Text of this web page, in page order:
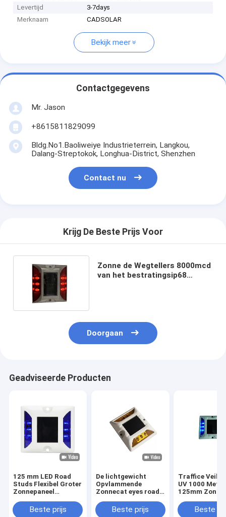
Levertijd
3-7days
Merknaam
CADSOLAR
Bekijk meer
Contactgegevens
Mr. Jason
+8615811829099
Bldg.No1.Baoliweiye Industrieterrein, Langkou,
Dalang-Streptokok, Longhua-District, Shenzhen
Contact nu
Krijg De Beste Prijs Voor
Zonne de Wegtellers 8000mcd
van het bestratingsip68
Doorgaan
Geadviseerde Producten
125 mm LED Road
Studs Flexibel Groter
Zonnepaneel
verkeersveiligheid
Beste prijs
De lichtgewicht
Opvlammende
Zonnecat eyes road
van 2V 250MA
Beste prijs
Traffice
UV 1000
125mm Zonne
Wegnagels
Beste